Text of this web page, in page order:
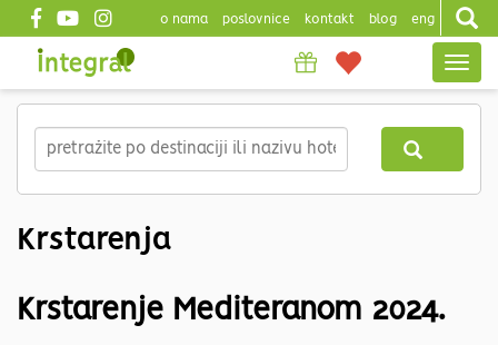
main
content
Top
o nama poslovnice kontakt blog eng
Krstarenja
Krstarenje Mediteranom 2024.